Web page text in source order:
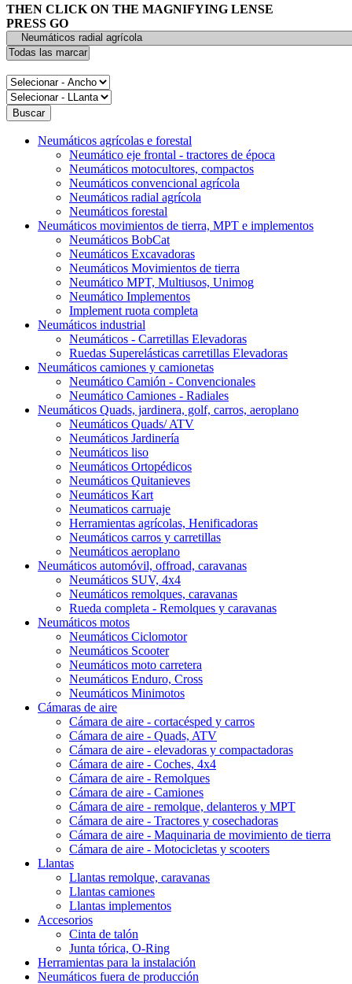
THEN CLICK ON THE MAGNIFYING LENSE
PRESS GO
Neumáticos agrícolas e forestal
Neumático eje frontal - tractores de época
Neumáticos motocultores, compactos
Neumáticos convencional agrícola
Neumáticos radial agrícola
Neumáticos forestal
Neumáticos movimientos de tierra, MPT e implementos
Neumáticos BobCat
Neumáticos Excavadoras
Neumáticos Movimientos de tierra
Neumático MPT, Multiusos, Unimog
Neumático Implementos
Implement ruota completa
Neumáticos industrial
Neumáticos - Carretillas Elevadoras
Ruedas Superelásticas carretillas Elevadoras
Neumáticos camiones y camionetas
Neumático Camión - Convencionales
Neumático Camiones - Radiales
Neumáticos Quads, jardinera, golf, carros, aeroplano
Neumáticos Quads/ ATV
Neumáticos Jardinería
Neumáticos liso
Neumáticos Ortopédicos
Neumáticos Quitanieves
Neumáticos Kart
Neumaticos carruaje
Herramientas agrícolas, Henificadoras
Neumáticos carros y carretillas
Neumáticos aeroplano
Neumáticos automóvil, offroad, caravanas
Neumáticos SUV, 4x4
Neumáticos remolques, caravanas
Rueda completa - Remolques y caravanas
Neumáticos motos
Neumáticos Ciclomotor
Neumáticos Scooter
Neumáticos moto carretera
Neumáticos Enduro, Cross
Neumáticos Minimotos
Cámaras de aire
Cámara de aire - cortacésped y carros
Cámara de aire - Quads, ATV
Cámara de aire - elevadoras y compactadoras
Cámara de aire - Coches, 4x4
Cámara de aire - Remolques
Cámara de aire - Camiones
Cámara de aire - remolque, delanteros y MPT
Cámara de aire - Tractores y cosechadoras
Cámara de aire - Maquinaria de movimiento de tierra
Cámara de aire - Motocicletas y scooters
Llantas
Llantas remolque, caravanas
Llantas camiones
Llantas implementos
Accesorios
Cinta de talón
Junta tórica, O-Ring
Herramientas para la instalación
Neumáticos fuera de producción